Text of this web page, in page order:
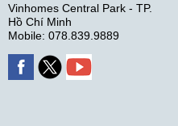
Vinhomes Central Park - TP.
Hồ Chí Minh
Mobile: 078.839.9889